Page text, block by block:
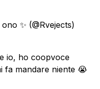
✨ (@Rvejects)
io, ho coopvoce
fa mandare niente 😭